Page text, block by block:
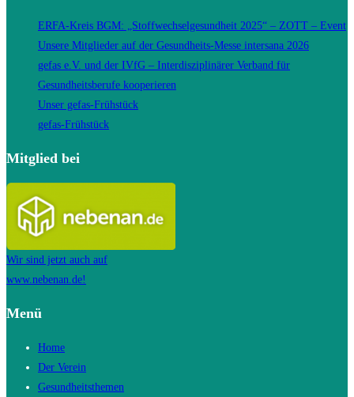
tab
ERFA-Kreis BGM: „Stoffwechselgesundheit 2025“ – ZOTT – Event
Unsere Mitglieder auf der Gesundheits-Messe intersana 2026
gefas e.V. und der IVfG – Interdisziplinärer Verband für
Gesundheitsberufe kooperieren
Unser gefas-Frühstück
gefas-Frühstück
Mitglied bei
Wir sind jetzt auch auf
www.nebenan.de!
Menü
Home
Der Verein
Gesundheitsthemen